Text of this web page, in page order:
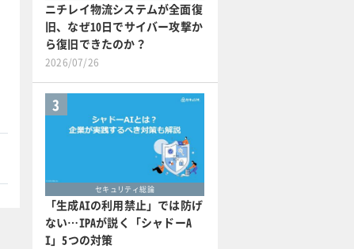
ニチレイ物流システムが全面復
旧、なぜ10日でサイバー攻撃か
ら復旧できたのか？
2026/07/26
3
セキュリティ総論
「生成AIの利用禁止」では防げ
ない…IPAが説く「シャドーA
I」5つの対策